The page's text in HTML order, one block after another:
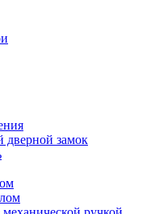
дверной замок